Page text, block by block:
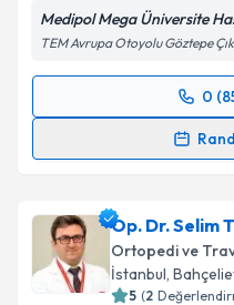
Medipol Mega Üniversite
TEM Avrupa Otoyolu Göztepe
0
Randevu Takvimi
takvim
E-posta Adresiniz
Op. Dr. Selim
Ortopedi ve
İstanbul,
5 (2